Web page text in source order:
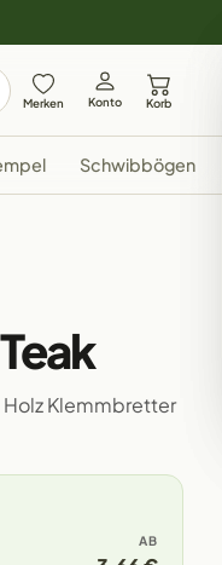
Merken Konto Korb
Schwibbögen
Holz Klemmbretter
AB